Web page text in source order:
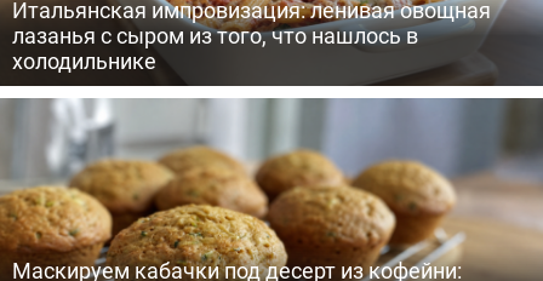
Итальянская импровизация: ленивая овощная
лазанья с сыром из того, что нашлось в
холодильнике
Маскируем кабачки под десерт из кофейни: